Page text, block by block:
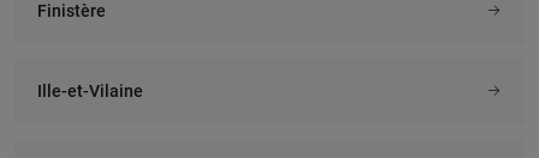
Finistère
Ille-et-Vilaine